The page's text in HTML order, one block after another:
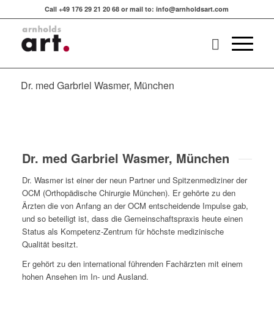
Call +49 176 29 21 20 68 or mail to: info@arnholdsart.com
Dr. med Garbriel Wasmer, München
Dr. med Garbriel Wasmer, München
Dr. Wasmer ist einer der neun Partner und Spitzenmediziner der
OCM (Orthopädische Chirurgie München). Er gehörte zu den
Ärzten die von Anfang an der OCM entscheidende Impulse gab,
und so beteiligt ist, dass die Gemeinschaftspraxis heute einen
Status als Kompetenz-Zentrum für höchste medizinische
Qualität besitzt.
Er gehört zu den international führenden Fachärzten mit einem
hohen Ansehen im In- und Ausland.